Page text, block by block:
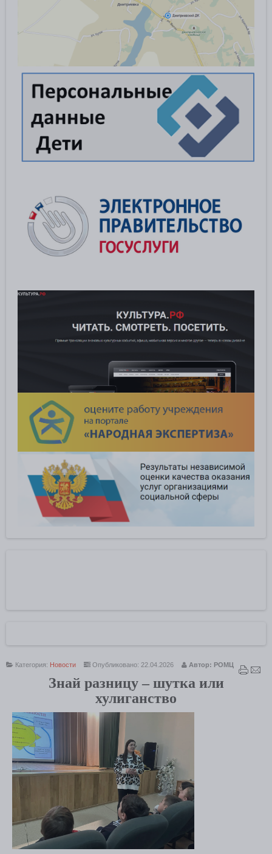
Категория: Новости Опубликовано: 22.04.2026 Автор: РОМЦ
Знай разницу – шутка или
хулиганство